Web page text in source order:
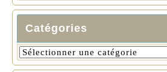
Catégories